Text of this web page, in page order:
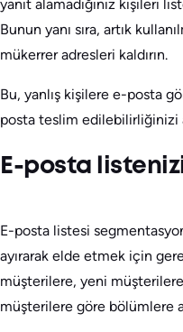
yanıt alamadığınız kişileri
Bunun yanı sıra, artık
mükerrer adresleri kaldırın.
Bu, yanlış kişilere e-posta
posta teslim edilebilirliğinizi
E-posta
E-posta listesi
ayırarak elde etmek için
müşterilere, yeni
müşterilere göre bölümlere